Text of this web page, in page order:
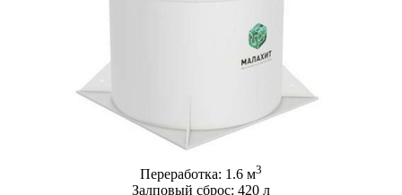
Переработка: 1.6 м3
Залповый сброс: 420 л